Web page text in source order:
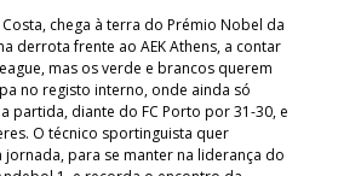
chega à terra do Prémio Nobel da
derrota frente ao AEK Athens, a contar
mas os verde e brancos querem
no registo interno, onde ainda só
partida, diante do FC Porto por 31-30, e
O técnico sportinguista quer
jornada, para se manter na liderança do